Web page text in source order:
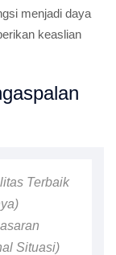
menjadi daya
keaslian
Terbaik
Situasi)